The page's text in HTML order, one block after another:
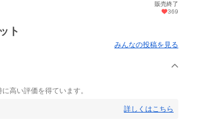
販売終了
369
ト
みんなの投稿を見る
高い評価を得ています。
詳しくはこちら